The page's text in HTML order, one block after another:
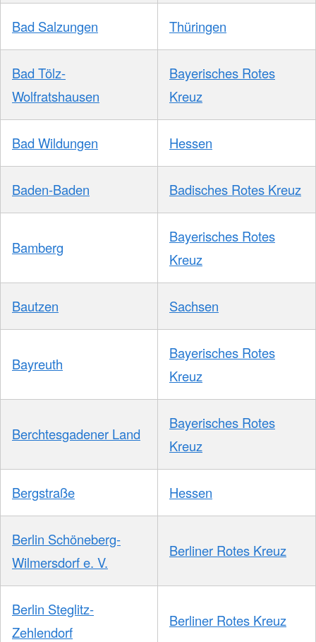
Bad Salzungen Thüringen
Bad Tölz-
Wolfratshausen
Bayerisches Rotes
Kreuz
Bad Wildungen Hessen
Baden-Baden Badisches Rotes Kreuz
Bamberg
Bayerisches Rotes
Kreuz
Bautzen Sachsen
Bayreuth
Bayerisches Rotes
Kreuz
Berchtesgadener Land
Bayerisches Rotes
Kreuz
Bergstraße Hessen
Berlin Schöneberg-
Wilmersdorf e. V.
Berliner Rotes Kreuz
Berlin Steglitz-
Zehlendorf
Berliner Rotes Kreuz